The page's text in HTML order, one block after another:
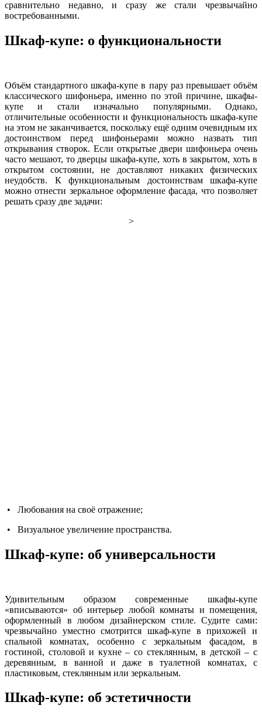
сравнительно недавно, и сразу же стали чрезвычайно
востребованными.
Шкаф-купе: о функциональности
Объём стандартного шкафа-купе в пару раз превышает объём
классического шифоньера, именно по этой причине, шкафы-
купе и стали изначально популярными. Однако,
отличительные особенности и функциональность шкафа-купе
на этом не заканчивается, поскольку ещё одним очевидным их
достоинством перед шифоньерами можно назвать тип
открывания створок. Если открытые двери шифоньера очень
часто мешают, то дверцы шкафа-купе, хоть в закрытом, хоть в
открытом состоянии, не доставляют никаких физических
неудобств. К функциональным достоинствам шкафа-купе
можно отнести зеркальное оформление фасада, что позволяет
решать сразу две задачи:
>
• Любования на своё отражение;
• Визуальное увеличение пространства.
Шкаф-купе: об универсальности
Удивительным образом современные шкафы-купе
«вписываются» об интерьер любой комнаты и помещения,
оформленный в любом дизайнерском стиле. Судите сами:
чрезвычайно уместно смотрится шкаф-купе в прихожей и
спальной комнатах, особенно с зеркальным фасадом, в
гостиной, столовой и кухне – со стеклянным, в детской – с
деревянным, в ванной и даже в туалетной комнатах, с
пластиковым, стеклянным или зеркальным.
Шкаф-купе: об эстетичности